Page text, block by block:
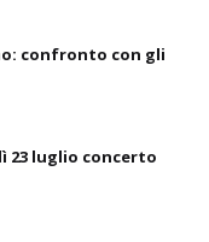
confronto con gli
23 luglio concerto